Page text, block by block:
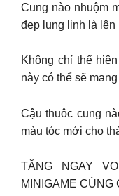
Cung nào nhuộm
đẹp lung linh là lên
Không chỉ thể
này có thể sẽ
Cậu thuôc cung
màu tóc mới cho
TẶNG NGAY
MINIGAME CÙNG